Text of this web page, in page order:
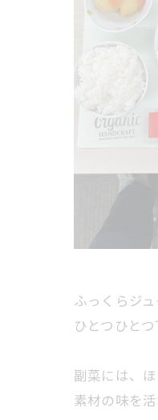
ふっくらジ
ひとつひと
副菜には、
素材の味を